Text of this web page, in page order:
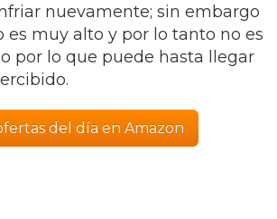
nuevamente; sin embargo
es muy alto y por lo tanto no es
por lo que puede hasta llegar
del día en Amazon